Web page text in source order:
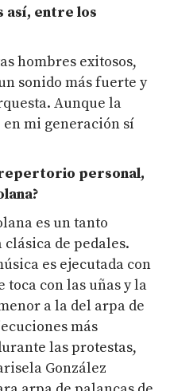
así, entre los
hombres exitosos,
sonido más fuerte y
Aunque la
mi generación sí
personal,
es un tanto
de pedales.
es ejecutada con
toca con las uñas y la
a la del arpa de
más
las protestas,
González